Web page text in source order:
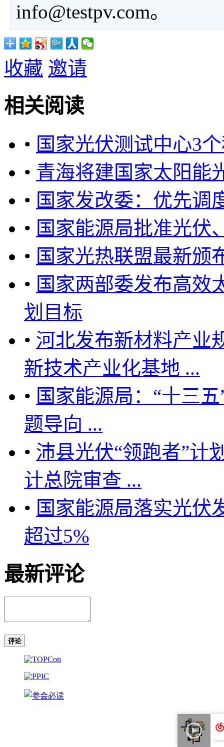
info@testpv.com。
收藏 邀请
相关阅读
• 国家光伏测试中心3
• 青海将建国家太阳能
• 国家发改委：优先调
• 国家能源局批准光伏
• 国家光热联盟最新颁
• 国家两部委发布高效
划目标
• 河北发布新材料产业
新技术产业化基地 ...
• 国家能源局：“十三
题导向 ...
• 沛县光伏“领跑者”计
计总院审查 ...
• 国家能源局落实光伏
超过5%
最新评论
评论